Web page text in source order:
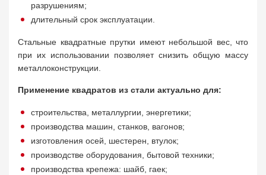
разрушениям;
длительный срок эксплуатации.
Стальные квадратные прутки имеют небольшой вес, что
при их использовании позволяет снизить общую массу
металлоконструкции.
Применение квадратов из стали актуально для:
строительства, металлургии, энергетики;
производства машин, станков, вагонов;
изготовления осей, шестерен, втулок;
производстве оборудования, бытовой техники;
производства крепежа: шайб, гаек;